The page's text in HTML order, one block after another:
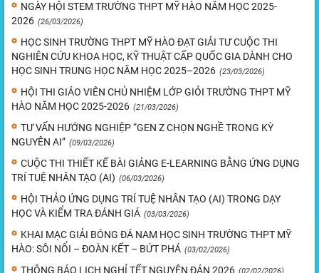
NGÀY HỘI STEM TRƯỜNG THPT MỸ HÀO NĂM HỌC 2025-
2026 (26/03/2026)
HỌC SINH TRƯỜNG THPT MỸ HÀO ĐẠT GIẢI TƯ CUỘC THI
NGHIÊN CỨU KHOA HỌC, KỸ THUẬT CẤP QUỐC GIA DÀNH CHO
HỌC SINH TRUNG HỌC NĂM HỌC 2025–2026 (23/03/2026)
HỘI THI GIÁO VIÊN CHỦ NHIỆM LỚP GIỎI TRƯỜNG THPT MỸ
HÀO NĂM HỌC 2025-2026 (21/03/2026)
TƯ VẤN HƯỚNG NGHIỆP “GEN Z CHỌN NGHỀ TRONG KỲ
NGUYÊN AI” (09/03/2026)
CUỘC THI THIẾT KẾ BÀI GIẢNG E-LEARNING BẰNG ỨNG DỤNG
TRÍ TUỆ NHÂN TẠO (AI) (06/03/2026)
HỘI THẢO ỨNG DỤNG TRÍ TUỆ NHÂN TẠO (AI) TRONG DẠY
HỌC VÀ KIỂM TRA ĐÁNH GIÁ (03/03/2026)
KHAI MẠC GIẢI BÓNG ĐÁ NAM HỌC SINH TRƯỜNG THPT MỸ
HÀO: SÔI NỔI – ĐOÀN KẾT – BỨT PHÁ (03/02/2026)
THÔNG BÁO LỊCH NGHỈ TẾT NGUYÊN ĐÁN 2026